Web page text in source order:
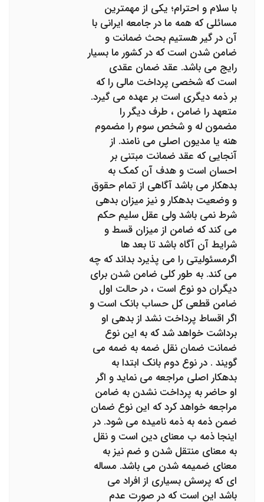
با سلام و احترام؛ یکی از مهمترین
مسائلی که همه ما در جامعه ایرانی با
آن در گیر هستیم بحث ضمانت و
ضامن شدن است که در کشور ما بسیار
رایج می باشد. عقد ضمان عقدی
است که شخصی پرداخت مالی را که
بر ذمه دیگری است بر عهده می گیرد.
متعهد را ضامن ، طرف دیگر را
مضمون له و شخص سوم را مضموم
هنه یا مدیون اصلی می نامند. از
آنجایی که عقد ضمانت مبتنی بر
احسان است و هدف آن کمک به
بدهکار می باشد آگاهی از تمام حقوق
و وضعیت بدهکار و نیز میزان بدهی
شرط نمی باشد ولی عقل سلیم حکم
می کند که ضامن از میزان قسط و
شرایط آن آگاه باشد تا بعد ها
اگرمسئولیتی را می پذیرد بداند که چه
می کند. به طور کلی ضامن شدن برای
دیگران دو نوع است ، در حالت اول
ضامن قطعی کل حساب بانک است و
اگر اقساط پرداخت نشد از بدهی او
برداشت خواهد شد که به این نوع
ضمانت ضمان نقل ضمه به ضمه می
گویند . در نوع دوم بانک ابتدا به
بدهکار اصلی مراجعه می نماید و اگر
او حاضر به پرداخت نشدن به ضامن
مراجعه خواهد کرد که این نوع ضمان
ضمن ذمه به ذمه نامیده می شود. در
اینجا ذمه ب معنای دین است و نقل
به معنای منتقل شدن و ضم نیز به
معنای ضمیمه شدن می باشد. مساله
ای که پرسش بسیاری از افراد می
باشد این است که در صورت عدم